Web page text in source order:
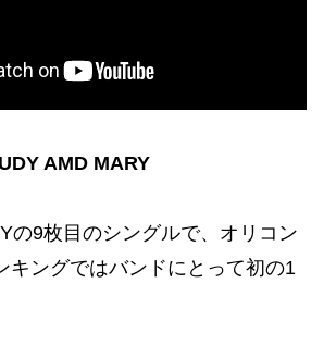
AMD MARY
の9枚目のシングルで、オリコン
キングではバンドにとって初の1